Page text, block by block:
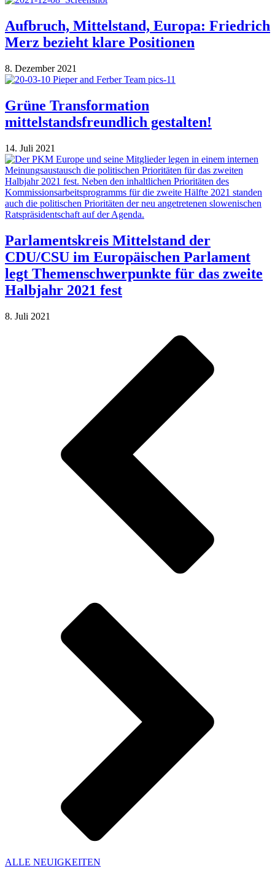
Aufbruch, Mittelstand, Europa: Friedrich
Merz bezieht klare Positionen
8. Dezember 2021
Grüne Transformation
mittelstandsfreundlich gestalten!
14. Juli 2021
Parlamentskreis Mittelstand der
CDU/CSU im Europäischen Parlament
legt Themenschwerpunkte für das zweite
Halbjahr 2021 fest
8. Juli 2021
ALLE NEUIGKEITEN